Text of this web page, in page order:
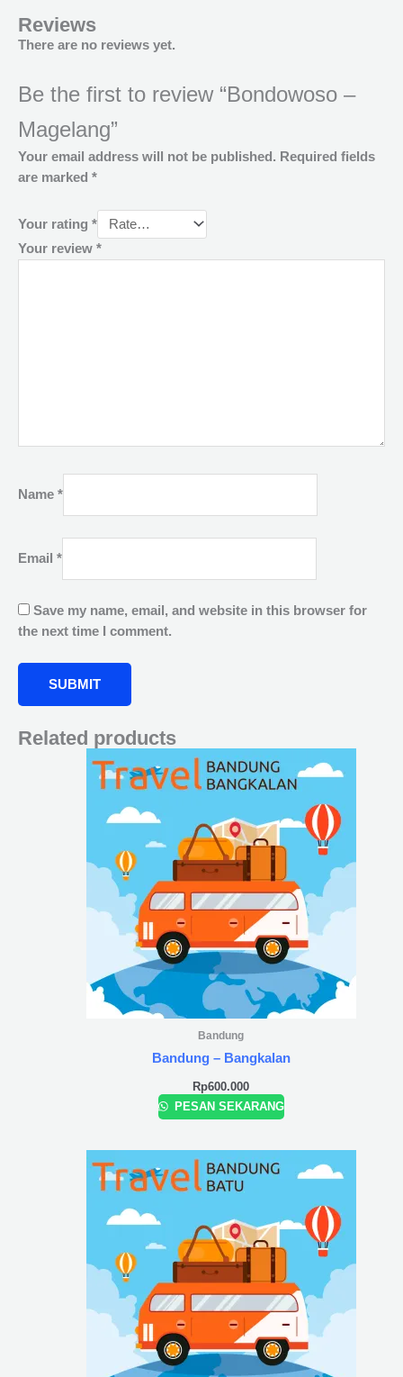
Reviews
There are no reviews yet.
Be the first to review “Bondowoso –
Magelang”
Your email address will not be published. Required fields
are marked *
Your rating *
Your review *
Name *
Email *
Save my name, email, and website in this browser for
the next time I comment.
Related products
Bandung
Bandung – Bangkalan
Rp600.000
PESAN SEKARANG